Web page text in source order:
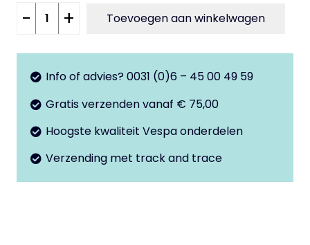
Beugel
standaard
PK50
aantal
- + Toevoegen aan winkelwagen
Info of advies? 0031 (0)6 – 45 00 49 59
Gratis verzenden vanaf € 75,00
Hoogste kwaliteit Vespa onderdelen
Verzending met track and trace